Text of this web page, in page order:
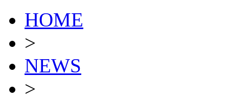
HOME
>
NEWS
>